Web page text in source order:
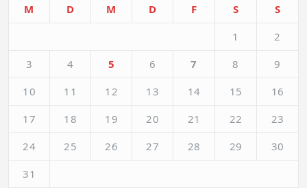
M D M D F S
S
1
2
3
4 5 6 7 8
9
10
11 12 13 14 15
16
17
18 19 20 21 22
23
24
25 26 27 28 29
30
31